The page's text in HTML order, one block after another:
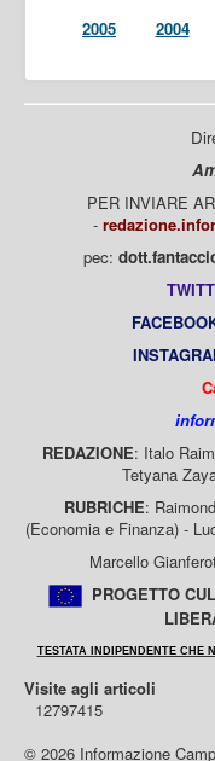
2005 2004
PER INVIARE
-
pec:
REDAZIONE: Italo
Tetyana
RUBRICHE:
(Economia e Finanza) -
Marcello
PROGETTO
TESTATA INDIPENDENTE CHE
Visite agli articoli
12797415
© 2026 Informazione